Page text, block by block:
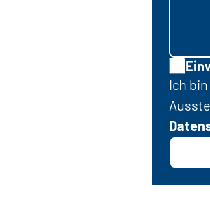
Ich